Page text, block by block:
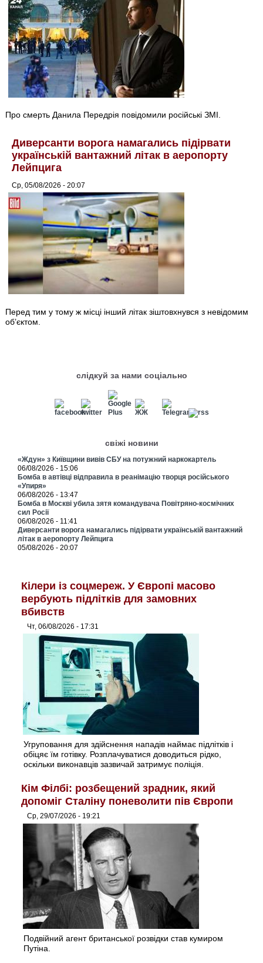
Про смерть Данила Передрія повідомили російські ЗМІ.
Диверсанти ворога намагались підірвати
українській вантажний літак в аеропорту
Лейпцига
Ср, 05/08/2026 - 20:07
Перед тим у тому ж місці інший літак зіштовхнувся з невідомим
об’єктом.
слідкуй за нами соціально
свіжі новини
«Ждун» з Київщини вивів СБУ на потужний наркокартель
06/08/2026 - 15:06
Бомба в автівці відправила в реанімацію творця російського
«Упиря»
06/08/2026 - 13:47
Бомба в Москві убила зятя командувача Повітряно-космічних
сил Росії
06/08/2026 - 11:41
Диверсанти ворога намагались підірвати українській вантажний
літак в аеропорту Лейпцига
05/08/2026 - 20:07
Кілери із соцмереж. У Європі масово
вербують підлітків для замовних
вбивств
Чт, 06/08/2026 - 17:31
Угруповання для здійснення нападів наймає підлітків і
обіцяє їм готівку. Розплачуватися доводиться рідко,
оскільки виконавців зазвичай затримує поліція.
Кім Філбі: розбещений зрадник, який
допоміг Сталіну поневолити пів Європи
Ср, 29/07/2026 - 19:21
Подвійний агент британської розвідки став кумиром
Путіна.